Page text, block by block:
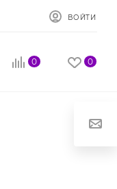
ВОЙТИ
0 0